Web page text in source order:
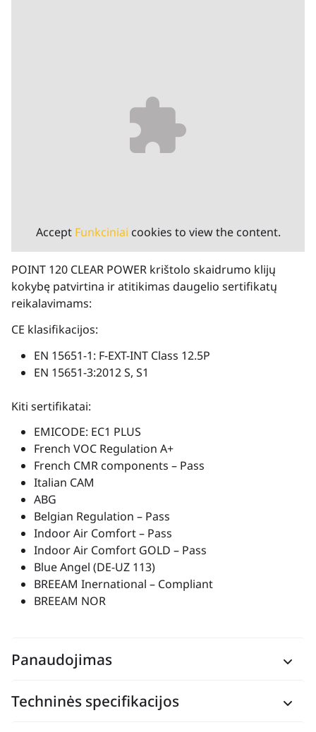
Accept Funkciniai cookies to view the content.
POINT 120 CLEAR POWER krištolo skaidrumo klijų
kokybę patvirtina ir atitikimas daugelio sertifikatų
reikalavimams:
CE klasifikacijos:
EN 15651-1: F-EXT-INT Class 12.5P
EN 15651-3:2012 S, S1
Kiti sertifikatai:
EMICODE: EC1 PLUS
French VOC Regulation A+
French CMR components – Pass
Italian CAM
ABG
Belgian Regulation – Pass
Indoor Air Comfort – Pass
Indoor Air Comfort GOLD – Pass
Blue Angel (DE-UZ 113)
BREEAM Inernational – Compliant
BREEAM NOR
Panaudojimas
Techninės specifikacijos